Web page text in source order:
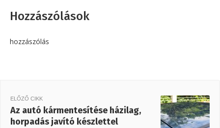
Hozzászólások
hozzászólás
ELŐZŐ CIKK
Az autó kármentesítése házilag,
horpadás javító készlettel